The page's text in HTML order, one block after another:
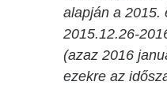
alapján a 2015.
2015.12.26-
(azaz 2016
ezekre az